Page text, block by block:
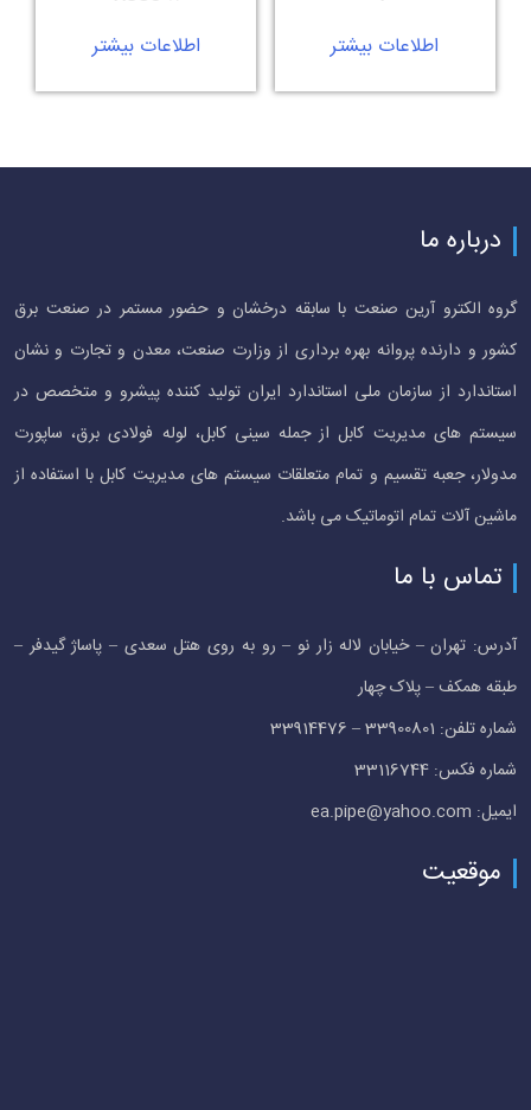
اطلاعات بیشتر اطلاعات بیشتر
درباره ما
گروه الکترو آرین صنعت با سابقه درخشان و حضور مستمر در صنعت برق
کشور و دارنده پروانه بهره برداری از وزارت صنعت، معدن و تجارت و نشان
استاندارد از سازمان ملی استاندارد ایران تولید کننده پیشرو و متخصص در
سیستم های مدیریت کابل از جمله سینی کابل، لوله فولادی برق، ساپورت
مدولار، جعبه تقسیم و تمام متعلقات سیستم های مدیریت کابل با استفاده از
ماشین آلات تمام اتوماتیک می باشد.
تماس با ما
آدرس: تهران – خیابان لاله زار نو – رو به روی هتل سعدی – پاساژ گیدفر –
طبقه همکف – پلاک چهار
شماره تلفن: 33900801 – 33914476
شماره فکس: 33116744
ایمیل: ea.pipe@yahoo.com
موقعیت